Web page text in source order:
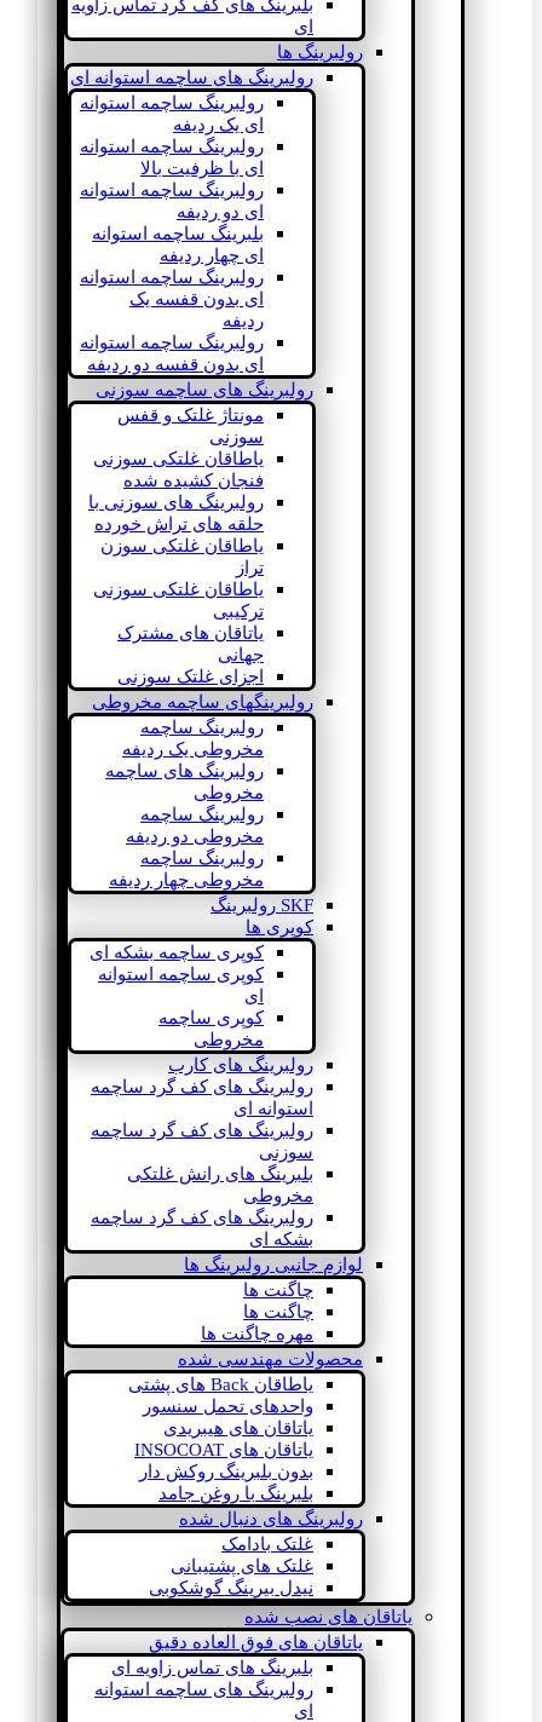
بلبرینگ های کف گرد تماس زاویه
ای
رولبرینگ ها
رولبرینگ های ساچمه استوانه ای
رولبرینگ ساچمه استوانه
ای یک ردیفه
رولبرینگ ساچمه استوانه
ای با ظرفیت بالا
رولبرینگ ساچمه استوانه
ای دو ردیفه
بلبرینگ ساچمه استوانه
ای چهار ردیفه
رولبرینگ ساچمه استوانه
ای بدون قفسه یک
ردیفه
رولبرینگ ساچمه استوانه
ای بدون قفسه دو ردیفه
رولبرینگ های ساچمه سوزنی
مونتاژ غلتک و قفس
سوزنی
یاطاقان غلتکی سوزنی
فنجان کشیده شده
رولبرینگ های سوزنی با
حلقه های تراش خورده
یاطاقان غلتکی سوزن
تراز
یاطاقان غلتکی سوزنی
ترکیبی
یاتاقان های مشترک
جهانی
اجزای غلتک سوزنی
رولبرینگهای ساچمه مخروطی
رولبرینگ ساچمه
مخروطی یک ردیفه
رولبرینگ های ساچمه
مخروطی
رولبرینگ ساچمه
مخروطی دو ردیفه
رولبرینگ ساچمه
مخروطی چهار ردیفه
SKF رولبرینگ
کوپری ها
کوپری ساچمه بشکه ای
کوپری ساچمه استوانه
ای
کوپری ساچمه
مخروطی
رولبرینگ های کارب
رولبرینگ های کف گرد ساچمه
استوانه ای
رولبرینگ های کف گرد ساچمه
سوزنی
بلبرینگ های رانش غلتکی
مخروطی
رولبرینگ های کف گرد ساچمه
بشکه ای
لوازم جانبی رولبرینگ ها
چاگنت ها
چاگنت ها
مهره چاگنت ها
محصولات مهندسی شده
یاطاقان Back های پشتی
واحدهای تحمل سنسور
یاتاقان های هیبریدی
یاتاقان های INSOCOAT
بدون بلبرینگ روکش دار
بلبرینگ با روغن جامد
رولبرینگ های دنبال شده
غلتک بادامک
غلتک های پشتیبانی
نیدل بیرینگ گوشکوبی
یاتاقان های نصب شده
یاتاقان های فوق العاده دقیق
بلبرینگ های تماس زاویه ای
رولبرینگ های ساچمه استوانه
ای